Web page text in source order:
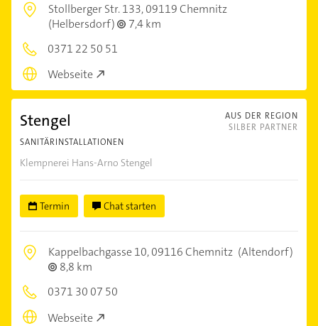
Stollberger Str. 133,09119 Chemnitz
(Helbersdorf)
7,4 km
0371 22 50 51
Webseite
AUS DER REGION
SILBER PARTNER
Stengel
SANITÄRINSTALLATIONEN
Klempnerei Hans-Arno Stengel
Termin Chat starten
Kappelbachgasse 10,09116 Chemnitz (Altendorf)
8,8 km
0371 30 07 50
Webseite